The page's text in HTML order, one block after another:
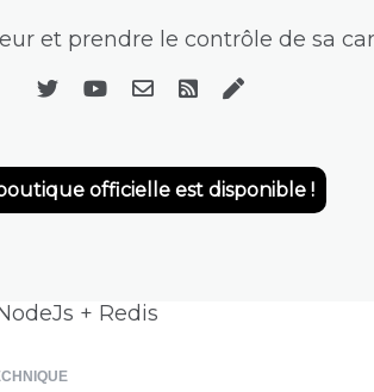
et prendre le contrôle de sa
officielle est disponible !